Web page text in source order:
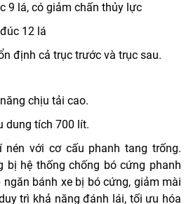
9 lá, có giảm chấn thủy lực
12 lá
định cả trục trước và trục sau.
chịu tải cao.
dung tích 700 lít.
nén với cơ cấu phanh tang trống.
bị hệ thống chống bó cứng phanh
ngăn bánh xe bị bó cứng, giảm mài
trì khả năng đánh lái, tối ưu hóa